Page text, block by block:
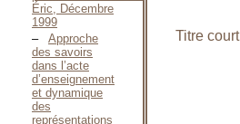
Éric, Décembre
1999
Approche
des savoirs
dans l’acte
d’enseignement
et dynamique
des
représentations
Titre court